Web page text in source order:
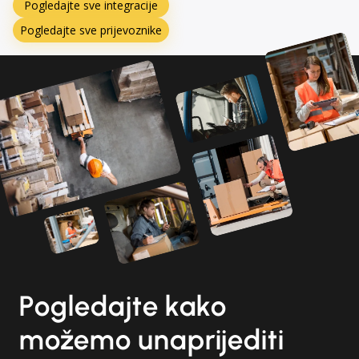
Pogledajte sve integracije
Pogledajte sve prijevoznike
Pogledajte kako
možemo unaprijediti